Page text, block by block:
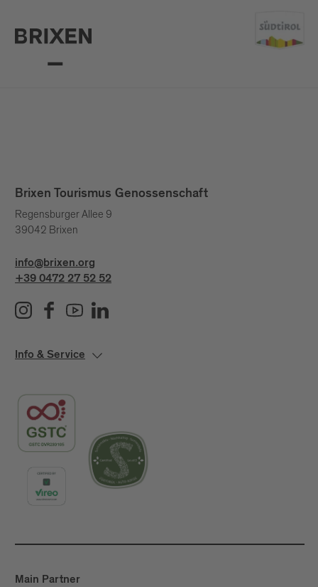
Brixen Tourismus Genossenschaft
Regensburger Allee 9
39042 Brixen
info@brixen.org
+39 0472 27 52 52
Info & Service
Main Partner